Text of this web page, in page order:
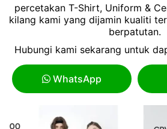
percetakan T-Shirt, Uniform &
kilang kami yang dijamin kualiti
berpatutan.
Hubungi kami sekarang untuk
WhatsApp